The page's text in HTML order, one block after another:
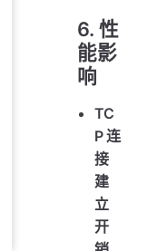
6. 性
能影
响
TC
P连
接
建
立
开